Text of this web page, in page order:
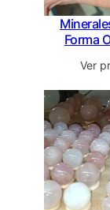
Forma
Ver